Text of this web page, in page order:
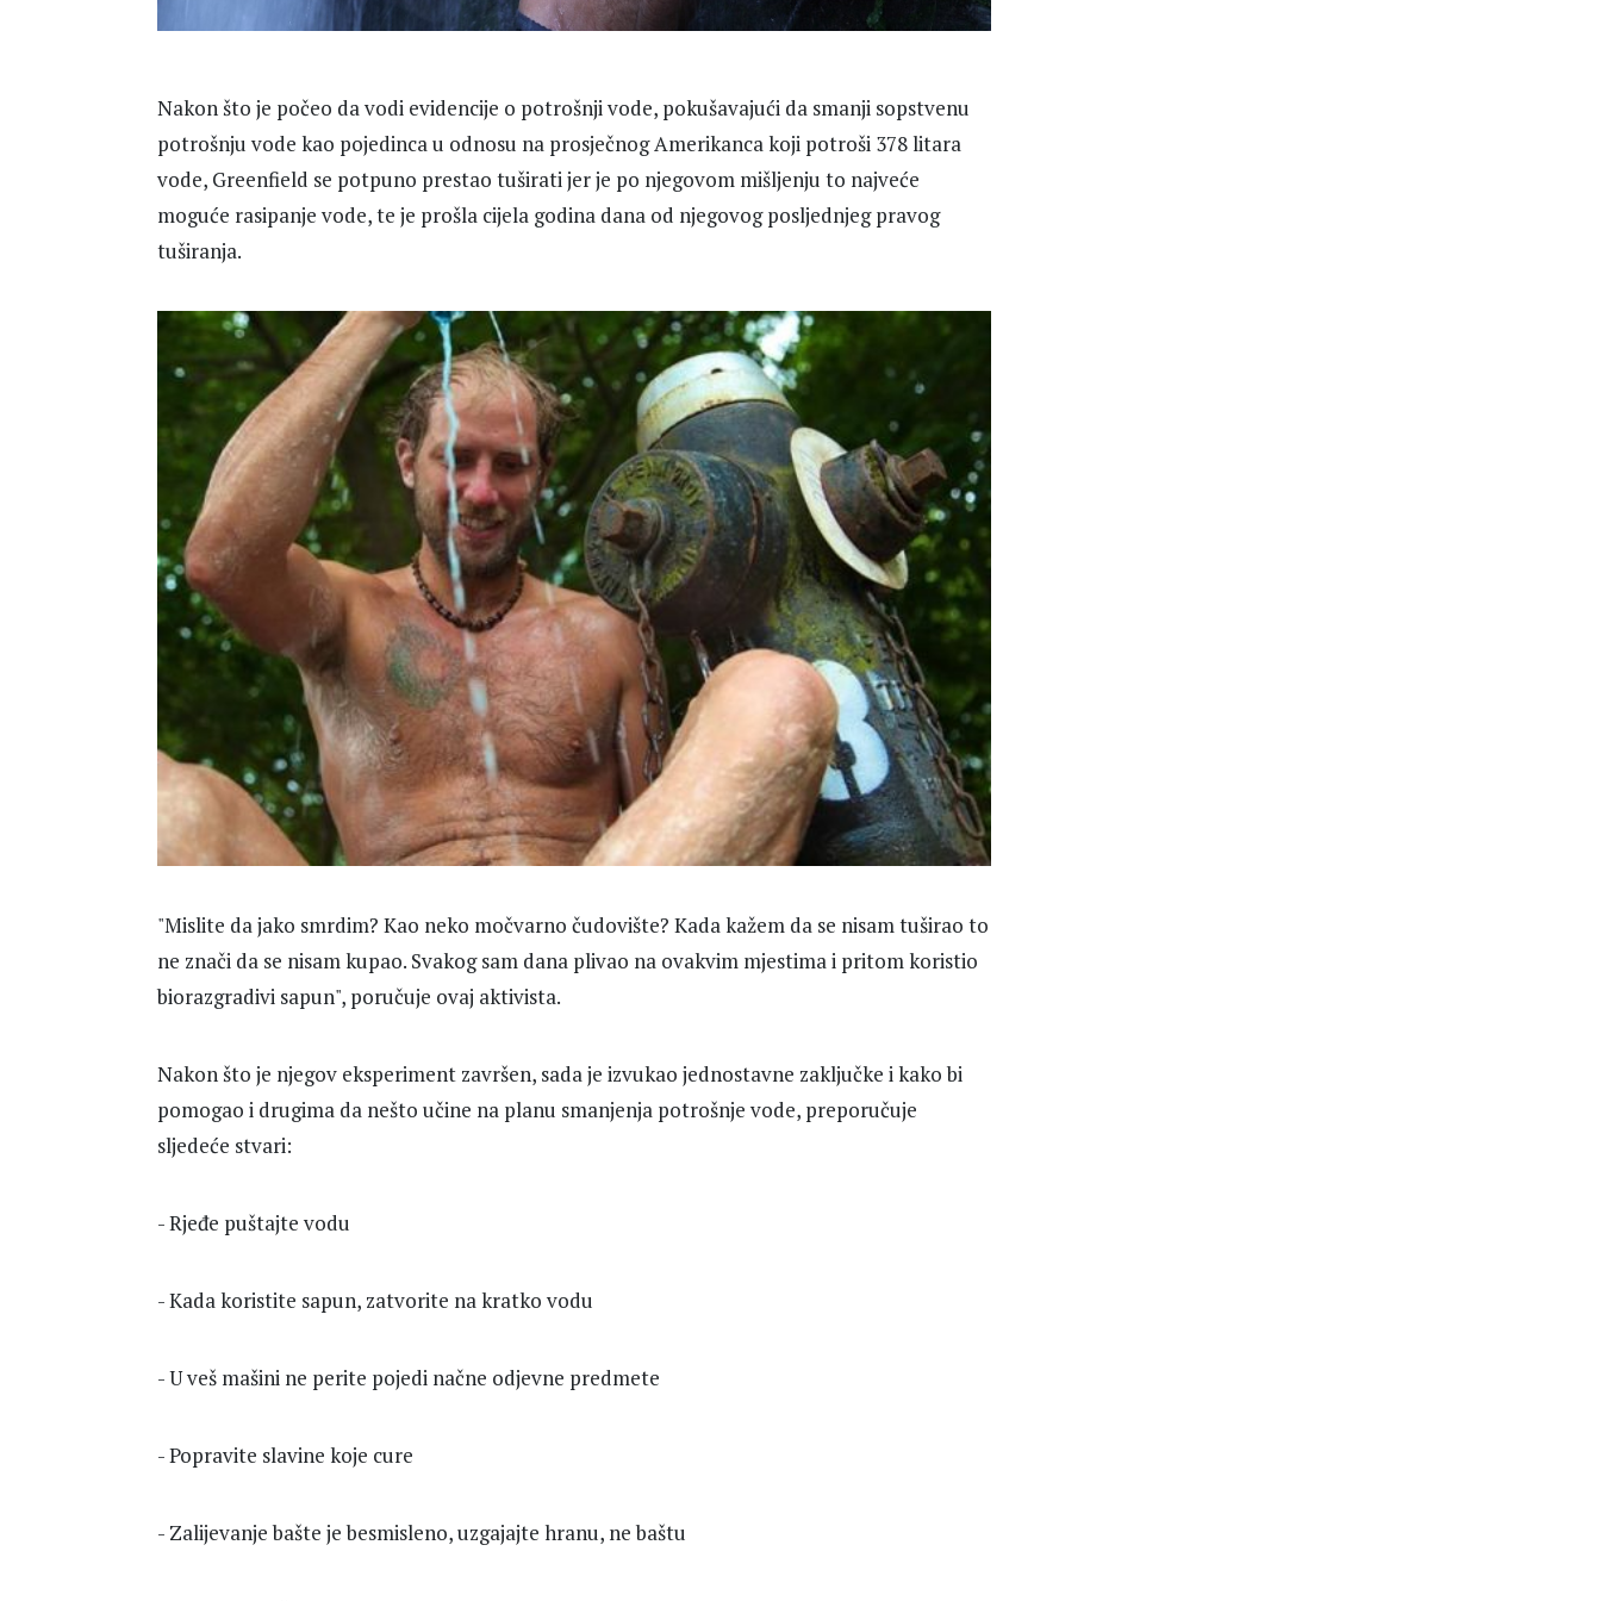
Nakon što je počeo da vodi evidencije o potrošnji vode, pokušavajući da smanji sopstvenu
potrošnju vode kao pojedinca u odnosu na prosječnog Amerikanca koji potroši 378 litara
vode, Greenfield se potpuno prestao tuširati jer je po njegovom mišljenju to najveće
moguće rasipanje vode, te je prošla cijela godina dana od njegovog posljednjeg pravog
tuširanja.
"Mislite da jako smrdim? Kao neko močvarno čudovište? Kada kažem da se nisam tuširao to
ne znači da se nisam kupao. Svakog sam dana plivao na ovakvim mjestima i pritom koristio
biorazgradivi sapun", poručuje ovaj aktivista.
Nakon što je njegov eksperiment završen, sada je izvukao jednostavne zaključke i kako bi
pomogao i drugima da nešto učine na planu smanjenja potrošnje vode, preporučuje
sljedeće stvari:
- Rjeđe puštajte vodu
- Kada koristite sapun, zatvorite na kratko vodu
- U veš mašini ne perite pojedi načne odjevne predmete
- Popravite slavine koje cure
- Zalijevanje bašte je besmisleno, uzgajajte hranu, ne baštu